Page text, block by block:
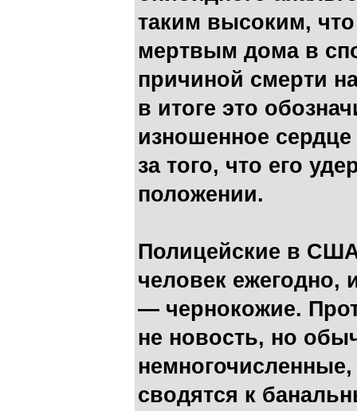
таким высоким,
мертвым дома в
причиной смерти
в итоге это
изношенное
за того, что его
положении.
Полицейские в
человек ежегодно,
— чернокожие.
не новость, но
сводятся к